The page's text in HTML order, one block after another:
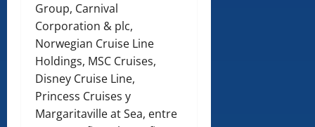
Group, Carnival
Corporation & plc,
Norwegian Cruise Line
Holdings, MSC Cruises,
Disney Cruise Line,
Princess Cruises y
Margaritaville at Sea, entre